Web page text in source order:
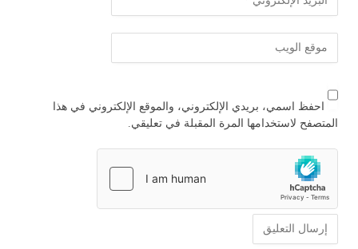
احفظ اسمي، بريدي الإلكتروني، والموقع الإلكتروني في هذا
المتصفح لاستخدامها المرة المقبلة في تعليقي.